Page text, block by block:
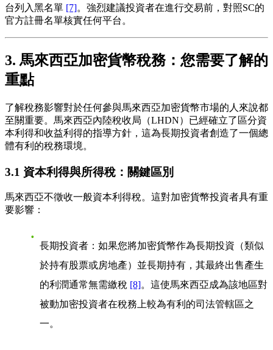
台列入黑名單 [7]。強烈建議投資者在進行交易前，對照SC的
官方註冊名單核實任何平台。
3. 馬來西亞加密貨幣稅務：您需要了解的
重點
了解稅務影響對於任何參與馬來西亞加密貨幣市場的人來說都
至關重要。馬來西亞內陸稅收局（LHDN）已經確立了區分資
本利得和收益利得的指導方針，這為長期投資者創造了一個總
體有利的稅務環境。
3.1 資本利得與所得稅：關鍵區別
馬來西亞不徵收一般資本利得稅。這對加密貨幣投資者具有重
要影響：
長期投資者 ：如果您將加密貨幣作為長期投資（類似
於持有股票或房地產）並長期持有，其最終出售產生
的利潤通常無需繳稅 [8]。這使馬來西亞成為該地區對
被動加密投資者在稅務上較為有利的司法管轄區之
一。